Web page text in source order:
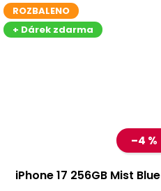
ROZBALENO
+ Dárek zdarma
–4 %
iPhone 17 256GB Mist Blue